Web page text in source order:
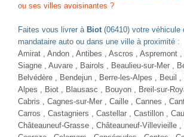
ou ses villes avoisinantes ?
Faites vous livrer à Biot (06410) votre véhicule
mandataire auto ou dans une ville à proximité :
Amirat , Andon , Antibes , Ascros , Aspremont ,
Siagne , Auvare , Bairols ,
Beaulieu-sur-Mer
Belvédère , Bendejun , Berre-les-Alpes , Beuil ,
Alpes ,
Biot , Blausasc , Bouyon , Breil-sur-
Cabris , Cagnes-sur-Mer , Caille , Cannes ,
Carros , Castagniers , Castellar , Castillon ,
Châteauneuf-Grasse , Châteauneuf-Villevieille ,